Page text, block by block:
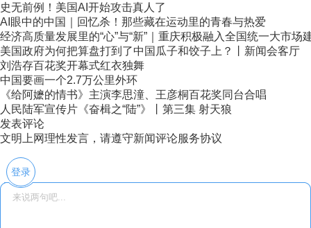
史无前例！美国AI开始攻击真人了
AI眼中的中国｜回忆杀！那些藏在运动里的青春与热爱
经济高质量发展里的“心”与“新”｜重庆积极融入全国统一大市场
美国政府为何把算盘打到了中国瓜子和饺子上？丨新闻会客厅
刘浩存百花奖开幕式红衣独舞
中国要画一个2.7万公里外环
《给阿嬷的情书》主演李思潼、王彦桐百花奖同台合唱
人民陆军宣传片《奋楫之“陆”》丨第三集 射天狼
发表评论
文明上网理性发言，请遵守新闻评论服务协议
登录